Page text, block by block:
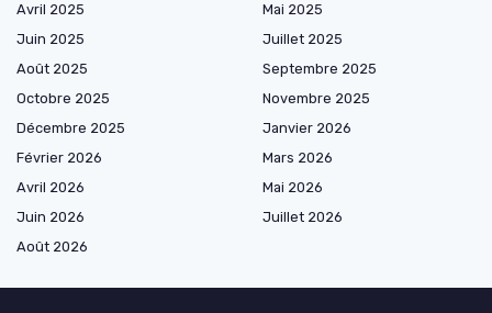
Avril 2025
Mai 2025
Juin 2025
Juillet 2025
Août 2025
Septembre 2025
Octobre 2025
Novembre 2025
Décembre 2025
Janvier 2026
Février 2026
Mars 2026
Avril 2026
Mai 2026
Juin 2026
Juillet 2026
Août 2026